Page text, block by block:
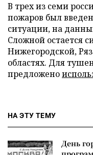
В трех из семи
пожаров был
ситуации, на
Сложной остается
Нижегородской,
областях. Для
предложено
НА ЭТУ ТЕМУ
День